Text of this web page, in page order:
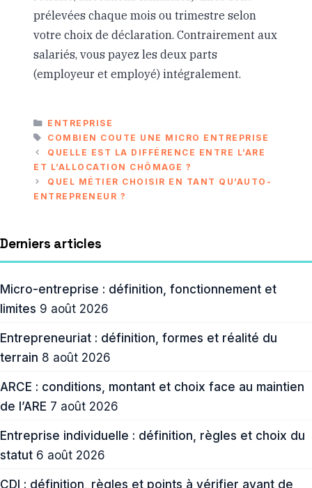
prélevées chaque mois ou trimestre selon
votre choix de déclaration. Contrairement aux
salariés, vous payez les deux parts
(employeur et employé) intégralement.
CATÉGORIES
ENTREPRISE
ÉTIQUETTES
COMBIEN COUTE UNE MICRO ENTREPRISE
QUELLE EST LA DIFFÉRENCE ENTRE L’ARE
ET L’ALLOCATION CHÔMAGE ?
QUEL MÉTIER CHOISIR EN TANT QU’AUTO-
ENTREPRENEUR ?
Derniers articles
Micro-entreprise : définition, fonctionnement et
limites 9 août 2026
Entrepreneuriat : définition, formes et réalité du
terrain 8 août 2026
ARCE : conditions, montant et choix face au maintien
de l’ARE 7 août 2026
Entreprise individuelle : définition, règles et choix du
statut 6 août 2026
CDI : définition, règles et points à vérifier avant de